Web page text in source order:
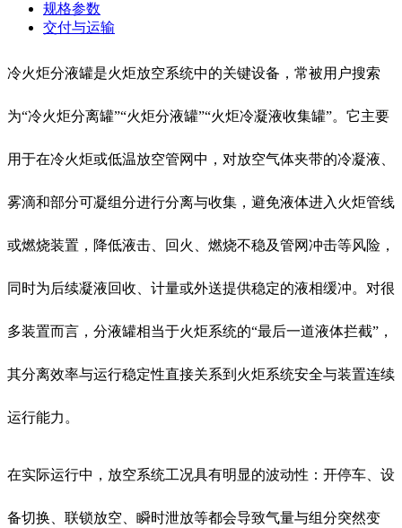
规格参数
交付与运输
冷火炬分液罐是火炬放空系统中的关键设备，常被用户搜索
为“冷火炬分离罐”“火炬分液罐”“火炬冷凝液收集罐”。它主要
用于在冷火炬或低温放空管网中，对放空气体夹带的冷凝液、
雾滴和部分可凝组分进行分离与收集，避免液体进入火炬管线
或燃烧装置，降低液击、回火、燃烧不稳及管网冲击等风险，
同时为后续凝液回收、计量或外送提供稳定的液相缓冲。对很
多装置而言，分液罐相当于火炬系统的“最后一道液体拦截”，
其分离效率与运行稳定性直接关系到火炬系统安全与装置连续
运行能力。
在实际运行中，放空系统工况具有明显的波动性：开停车、设
备切换、联锁放空、瞬时泄放等都会导致气量与组分突然变